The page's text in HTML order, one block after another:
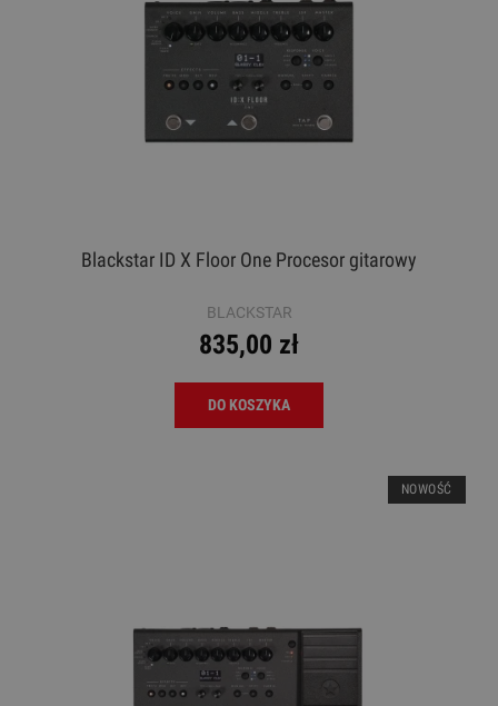
Blackstar ID X Floor One Procesor gitarowy
BLACKSTAR
835,00 zł
DO KOSZYKA
NOWOŚĆ